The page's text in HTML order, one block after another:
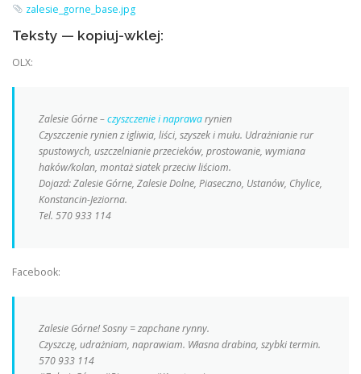
zalesie_gorne_base.jpg
Teksty — kopiuj-wklej:
OLX:
Zalesie Górne –czyszczenie i naprawarynien
Czyszczenie rynien z igliwia, liści, szyszek i mułu. Udrażnianie rur
spustowych, uszczelnianie przecieków, prostowanie, wymiana
haków/kolan, montaż siatek przeciw liściom.
Dojazd: Zalesie Górne, Zalesie Dolne, Piaseczno, Ustanów, Chylice,
Konstancin-Jeziorna.
Tel. 570 933 114
Facebook:
Zalesie Górne! Sosny = zapchane rynny.
Czyszczę, udrażniam, naprawiam. Własna drabina, szybki termin.
570 933 114